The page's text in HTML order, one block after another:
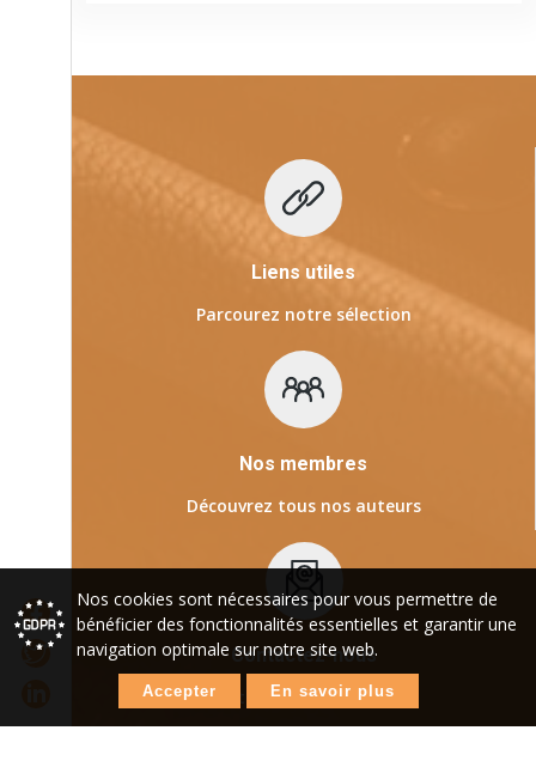
Nos cookies sont nécessaires pour vous permettre de
bénéficier des fonctionnalités essentielles et garantir une
navigation optimale sur notre site web.
Accepter En savoir plus
Liens utiles
Parcourez notre sélection
Nos membres
Découvrez tous nos auteurs
Contactez-nous
Pour tous renseignements